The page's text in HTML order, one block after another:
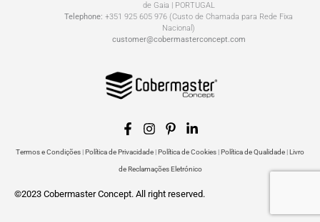
de Gaia | PORTUGAL
Telephone: +351 925 605 976 (Custo de Chamada para Rede Fixa
Nacional)
customer@cobermasterconcept.com
Termos e Condições |Política de Privacidade |Política de Cookies |Política de Qualidade |Livro
de Reclamações Eletrónico
©2023 Cobermaster Concept. All right reserved.